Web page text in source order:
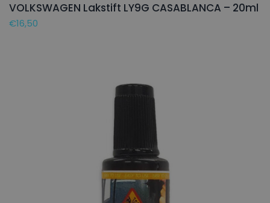
VOLKSWAGEN Lakstift LY9G CASABLANCA – 20ml
€16,50